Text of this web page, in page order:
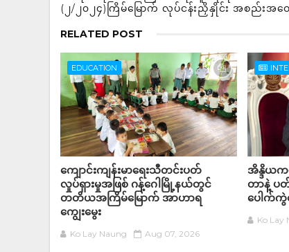
(၂/၂၀၂၄)ကြိမ်မြောက် လုပ်ငန်းညှိနှိုင်း အစည်းအဝေ
RELATED POST
EDUCATION
ကျောင်းကျန်းမာရေးသီတင်းပတ်
လှုပ်ရှားမှုအဖြစ် ဂန့်ဂေါမြို့နယ်တွင်
တတိယအကြိမ်မြောက် အာဟာရ
ကျွေးမွေး
Ko Lay Naung Aug 07, 2026
အိန္ဒိယက
တာနဲ့ ပ
ပေါက်ကွဲ
Ko Lay